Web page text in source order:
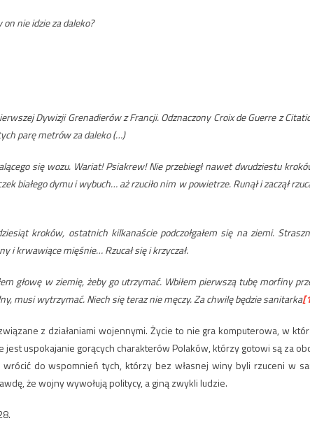
nie idzie za daleko?
Dywizji Grenadierów z Francji. Odznaczony Croix de Guerre z
parę metrów za daleko (…)
się wozu. Wariat! Psiakrew! Nie przebiegł nawet dwudziestu
białego dymu i wybuch… aż rzuciło nim w powietrze. Runął i zaczął
kroków, ostatnich kilkanaście podczołgałem się na ziemi.
i krwawiące mięśnie… Rzucał się i krzyczał.
głowę w ziemię, żeby go utrzymać. Wbiłem pierwszą tubę morfiny
musi wytrzymać. Niech się teraz nie męczy. Za chwilę będzie sanitarka
z działaniami wojennymi. Życie to nie gra komputerowa, w
jest uspokajanie gorących charakterów Polaków, którzy gotowi są za
do wspomnień tych, którzy bez własnej winy byli rzuceni w
że wojny wywołują politycy, a giną zwykli ludzie.